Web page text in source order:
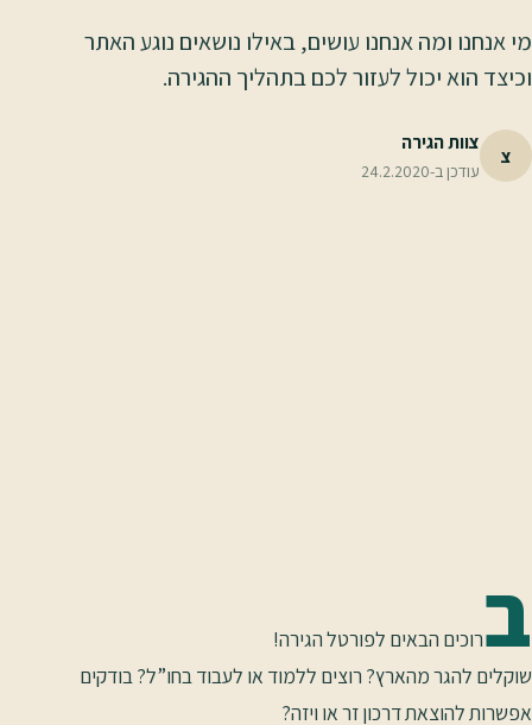
מי אנחנו ומה אנחנו עושים, באילו נושאים נוגע האתר
וכיצד הוא יכול לעזור לכם בתהליך ההגירה.
צ
צוות הגירה
עודכן ב-24.2.2020
ברוכים הבאים לפורטל הגירה!
שוקלים להגר מהארץ? רוצים ללמוד או לעבוד בחו”ל? בודקים
אפשרות להוצאת דרכון זר או ויזה?